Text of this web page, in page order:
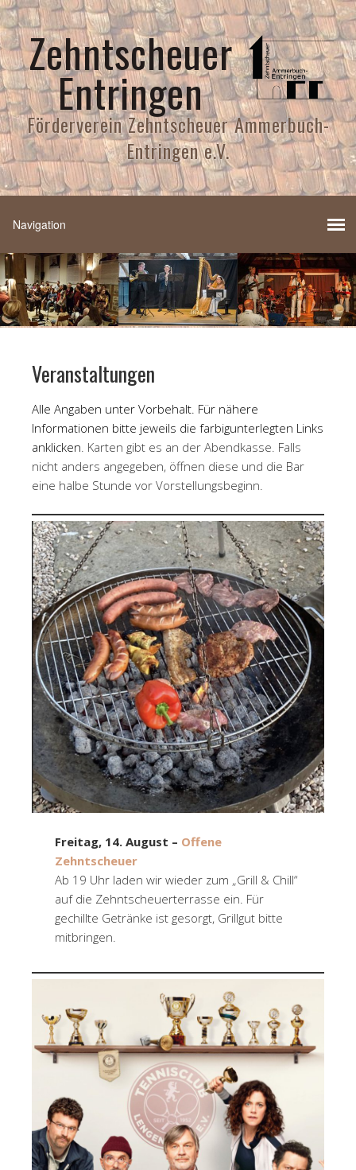
Zehntscheuer
Entringen
Förderverein Zehntscheuer Ammerbuch-
Entringen e.V.
Veranstaltungen
Alle Angaben unter Vorbehalt. Für nähere
Informationen bitte jeweils die farbigunterlegten Links
anklicken . Karten gibt es an der Abendkasse. Falls
nicht anders angegeben, öffnen diese und die Bar
eine halbe Stunde vor Vorstellungsbeginn.
Freitag, 14. August – Offene
Zehntscheuer
Ab 19 Uhr laden wir wieder zum „Grill & Chill“
auf die Zehntscheuerterrasse ein. Für
gechillte Getränke ist gesorgt, Grillgut bitte
mitbringen.